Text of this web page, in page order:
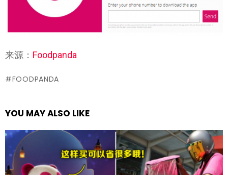
来源： Foodpanda
FOODPANDA
YOU MAY ALSO LIKE